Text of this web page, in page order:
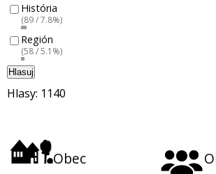
História
(89 / 7.8%)
Región
(58 / 5.1%)
Hlasuj
Hlasy: 1140
Obec